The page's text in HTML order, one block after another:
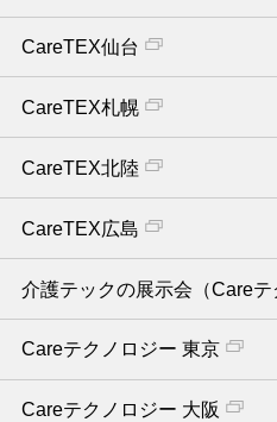
CareTEX仙台
CareTEX札幌
CareTEX北陸
CareTEX広島
介護テックの展示会（Careテ
Careテクノロジー 東京
Careテクノロジー 大阪